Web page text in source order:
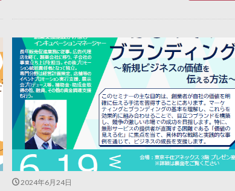
2024年6月24日